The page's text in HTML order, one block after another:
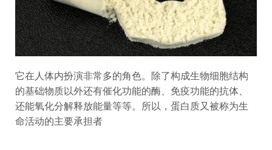
它在人体内扮演非常多的角色。除了构成生物细胞结构
的基础物质以外还有催化功能的酶、免疫功能的抗体、
还能氧化分解释放能量等等。所以，蛋白质又被称为生
命活动的主要承担者